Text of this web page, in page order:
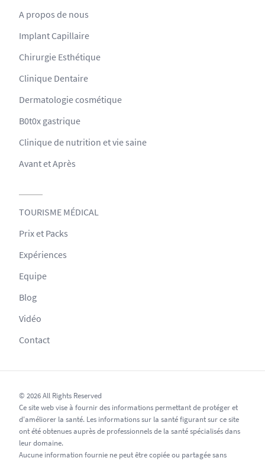
A propos de nous
Implant Capillaire
Chirurgie Esthétique
Clinique Dentaire
Dermatologie cosmétique
B0t0x gastrique
Clinique de nutrition et vie saine
Avant et Après
TOURISME MÉDICAL
Prix et Packs
Expériences
Equipe
Blog
Vidéo
Contact
© 2026 All Rights Reserved
Ce site web vise à fournir des informations permettant de protéger et
d'améliorer la santé. Les informations sur la santé figurant sur ce site
ont été obtenues auprès de professionnels de la santé spécialisés dans
leur domaine.
Aucune information fournie ne peut être copiée ou partagée sans